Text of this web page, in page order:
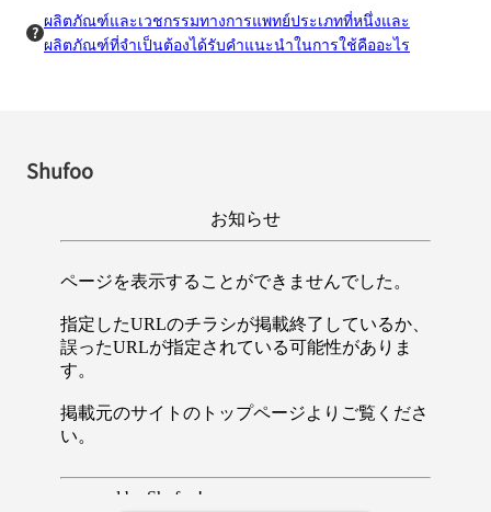
ผลิตภัณฑ์และเวชกรรมทางการแพทย์ประเภทที่หนึ่งและ
ผลิตภัณฑ์ที่จำเป็นต้องได้รับคำแนะนำในการใช้คืออะไร
Shufoo